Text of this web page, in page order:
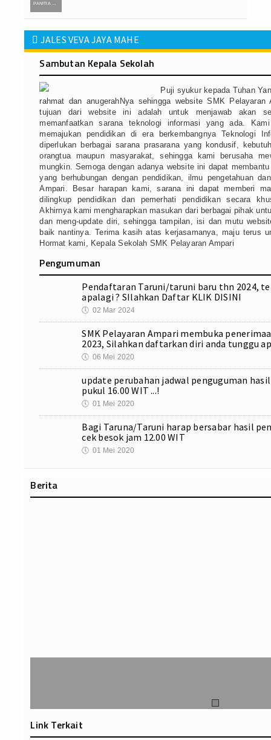
Ujian Sekolah
Elearning Akademik
Simulasi CBT
KLEULUSAN SPMB GELOMBANG 1
PENDAFTARAN CALON TARUNA/I
GELOMBANG 2 TA.2026/2027
DOWNLOAD
KONTAK SEKOLAH
JALES VEVA JAYA MAHE
Sambutan Kepala Sekolah
Puji syukur kepada Tuhan
rahmat dan anugerahNya sehingga website SMK
tujuan dari website ini adalah untuk menjawab akan
memanfaatkan sarana teknologi informasi yang ada.
memajukan pendidikan di era berkembangnya Teknologi
diperlukan berbagai sarana prasarana yang kondusif,
orangtua maupun masyarakat, sehingga kami berusaha
mungkin. Semoga dengan adanya website ini dapat
yang berhubungan dengan pendidikan, ilmu pengetahuan
Ampari. Besar harapan kami, sarana ini dapat memberi
dilingkup pendidikan dan pemerhati pendidikan secara
Akhirnya kami mengharapkan masukan dari berbagai pihak
dan meng-update diri, sehingga tampilan, isi dan mutu
baik nantinya. Terima kasih atas kerjasamanya, maju terus
Hormat kami, Kepala Sekolah SMK Pelayaran Ampari
Pengumuman
Pendaftaran Taruni/taruni baru thn 2024,
apalagi ? SIlahkan Daftar KLIK DISINI
🕔 02 Mar 2024
SMK Pelayaran Ampari membuka
2023, Silahkan daftarkan diri anda tunggu
🕔 06 Mei 2020
update perubahan jadwal penguguman
pukul 16.00 WIT ...!
🕔 01 Mei 2020
Bagi Taruna/Taruni harap bersabar hasil
cek besok jam 12.00 WIT
🕔 01 Mei 2020
Berita
Link Terkait